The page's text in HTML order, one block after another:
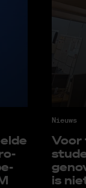
Nieuws
Voor
is